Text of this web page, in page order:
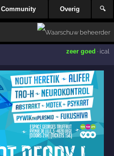
Community Overig 🔍
zeer goed · ical